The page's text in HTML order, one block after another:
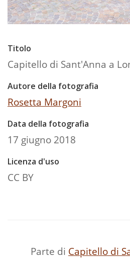
Titolo
Capitello di Sant'Anna a
Autore della fotografia
Rosetta Margoni
Data della fotografia
17 giugno 2018
Licenza d'uso
CC BY
Parte di Capitello di